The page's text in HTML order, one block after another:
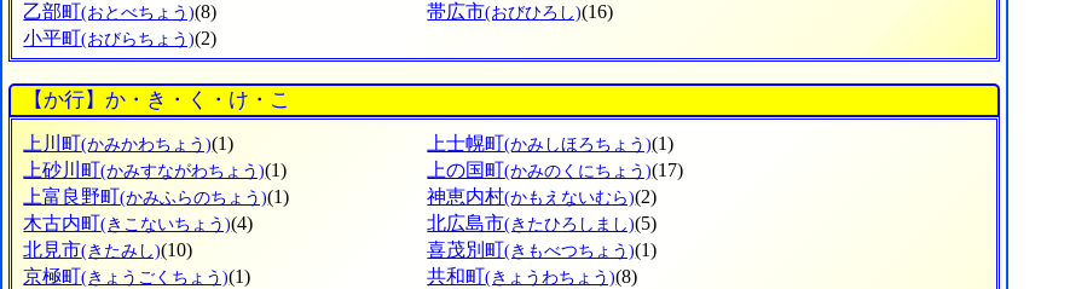
乙部町(おとべちょう)(8) 帯広市(おびひろし)(16)
小平町(おびらちょう)(2)
【か行】か・き・く・け・こ
上川町(かみかわちょう)(1) 上士幌町(かみしほろちょう)(1)
上砂川町(かみすながわちょう)(1) 上の国町(かみのくにちょう)(17)
上富良野町(かみふらのちょう)(1) 神恵内村(かもえないむら)(2)
木古内町(きこないちょう)(4) 北広島市(きたひろしまし)(5)
北見市(きたみし)(10) 喜茂別町(きもべつちょう)(1)
京極町(きょうごくちょう)(1) 共和町(きょうわちょう)(8)